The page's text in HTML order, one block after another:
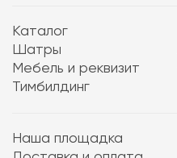
Каталог
Шатры
Мебель и реквизит
Тимбилдинг
Наша площадка